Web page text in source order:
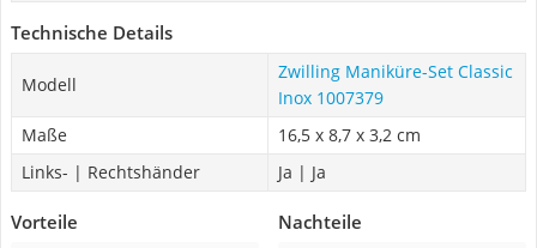
Technische Details
Modell
Zwilling Maniküre-Set Classic
Inox ‎1007379
Maße
‎16,5 x 8,7 x 3,2 cm
Links- | Rechtshänder
Ja | Ja
Vorteile Nachteile